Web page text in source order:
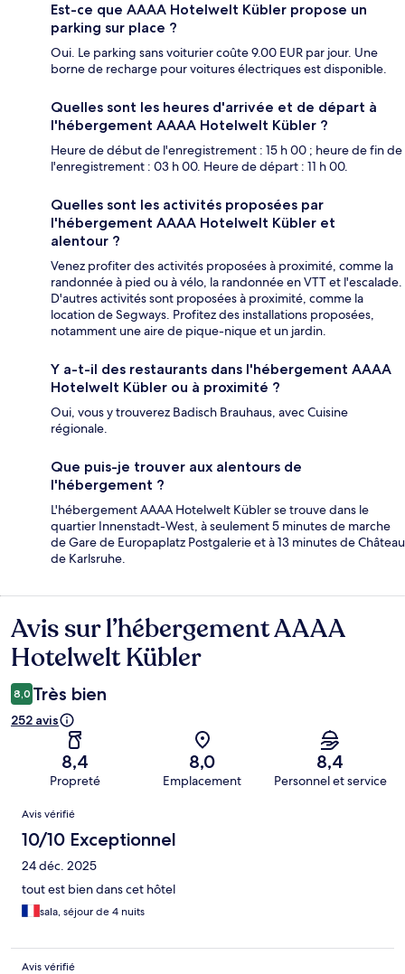
Est-ce que AAAA Hotelwelt Kübler propose un
parking sur place ?
Oui. Le parking sans voiturier coûte 9.00 EUR par jour. Une
borne de recharge pour voitures électriques est disponible.
Quelles sont les heures d'arrivée et de départ à
l'hébergement AAAA Hotelwelt Kübler ?
Heure de début de l'enregistrement : 15 h 00 ; heure de fin de
l'enregistrement : 03 h 00. Heure de départ : 11 h 00.
Quelles sont les activités proposées par
l'hébergement AAAA Hotelwelt Kübler et
alentour ?
Venez profiter des activités proposées à proximité, comme la
randonnée à pied ou à vélo, la randonnée en VTT et l'escalade.
D'autres activités sont proposées à proximité, comme la
location de Segways. Profitez des installations proposées,
notamment une aire de pique-nique et un jardin.
Y a-t-il des restaurants dans l'hébergement AAAA
Hotelwelt Kübler ou à proximité ?
Oui, vous y trouverez Badisch Brauhaus, avec Cuisine
régionale.
Que puis-je trouver aux alentours de
l'hébergement ?
L'hébergement AAAA Hotelwelt Kübler se trouve dans le
quartier Innenstadt-West, à seulement 5 minutes de marche
de Gare de Europaplatz Postgalerie et à 13 minutes de Château
de Karlsruhe.
Avis
Avis sur l’hébergement AAAA
Hotelwelt Kübler
8,0 Très bien
252 avis
8,4
Propreté
8,0
Emplacement
8,4
Personnel et service
Avis
Avis vérifié
10/10 Exceptionnel
24 déc. 2025
tout est bien dans cet hôtel
sala, séjour de 4 nuits
Avis vérifié